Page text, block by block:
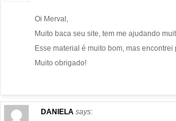
Oi Merval,
Muito baca seu site, tem me ajudando
Esse material é muito bom, mas
Muito obrigado!
DANIELA says: